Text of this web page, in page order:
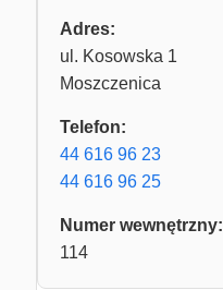
Adres:
ul. Kosowska 1
Moszczenica
Telefon:
44 616 96 23
44 616 96 25
Numer wewnętrzny:
114